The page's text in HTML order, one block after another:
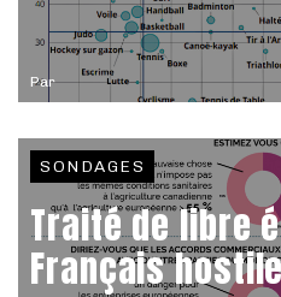
Par
SONDAGES
Traité de libre
Français